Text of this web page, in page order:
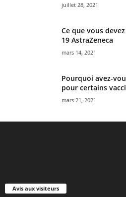
juillet 28, 2021
Ce que vous
19 AstraZeneca
mars 14, 2021
Pourquoi avez-
pour certains
mars 21, 2021
Avis aux visiteurs